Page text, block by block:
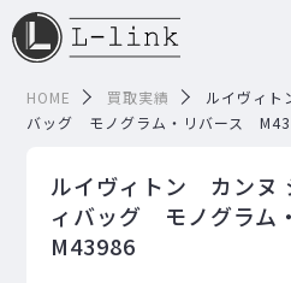
HOME 買取実績
ルイヴィ
バッグ モノグラム・リバース
ルイヴィトン カンヌ
ィバッグ モノグラム
M43986